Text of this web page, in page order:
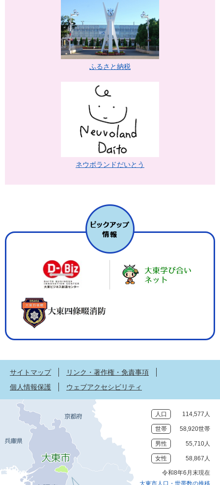
ふるさと納税
ネウボランドだいとう
サイトマップ
リンク・著作権・免責事項
個人情報保護
ウェブアクセシビリティ
人口 114,577人
世帯 58,920世帯
男性 55,710人
女性 58,867人
令和8年6月末現在
大東市人口・世帯数の推移